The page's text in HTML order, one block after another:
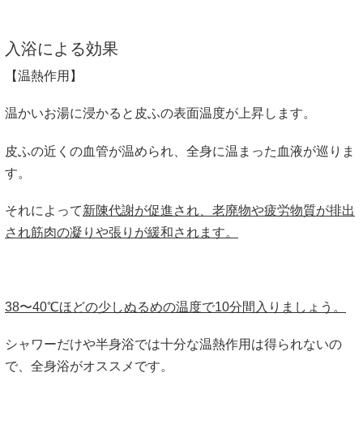
入浴による効果
【温熱作用】
温かいお湯に浸かると皮ふの表面温度が上昇します。
皮ふの近くの血管が温められ、全身に温まった血液が巡りま
す。
それによって新陳代謝が促進され、老廃物や疲労物質が排出
され筋肉の凝りや張りが緩和されます。
38〜40℃ほどの少しぬるめの温度で10分間入りましょう。
シャワーだけや半身浴では十分な温熱作用は得られないの
で、全身浴がオススメです。